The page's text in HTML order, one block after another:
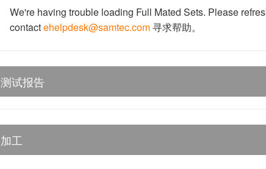
We're having trouble loading Full Mated Sets. Please
contactehelpdesk@samtec.com寻求帮助。
测试报告
加工